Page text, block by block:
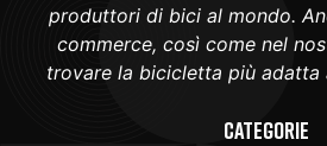
produttori di bici al mondo.
commerce, così come nel
trovare la bicicletta più adatta
Categorie